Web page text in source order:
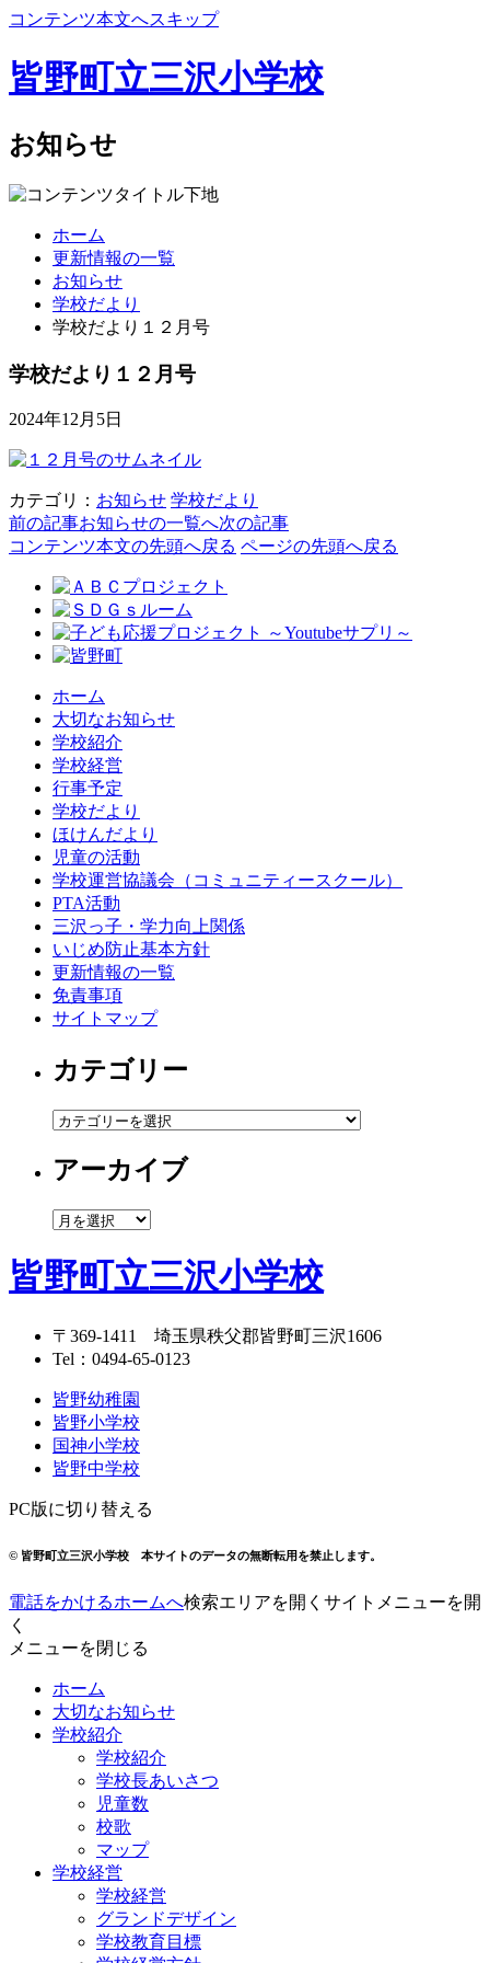
コンテンツ本文へスキップ
皆野町立三沢小学校
お知らせ
ホーム
更新情報の一覧
お知らせ
学校だより
学校だより１２月号
学校だより１２月号
2024年12月5日
カテゴリ： お知らせ 学校だより
前の記事お知らせの一覧へ次の記事
コンテンツ本文の先頭へ戻る ページの先頭へ戻る
ホーム
大切なお知らせ
学校紹介
学校経営
行事予定
学校だより
ほけんだより
児童の活動
学校運営協議会（コミュニティースクール）
PTA活動
三沢っ子・学力向上関係
いじめ防止基本方針
更新情報の一覧
免責事項
サイトマップ
カテゴリー
カ
ゴ
ー
アーカイブ
ア
カ
イ
皆野町立三沢小学校
〒369-1411 埼玉県秩父郡皆野町三沢1606
Tel： 0494-65-0123
皆野幼稚園
皆野小学校
国神小学校
皆野中学校
PC版に切り替える
© 皆野町立三沢小学校 本サイトのデータの無断転用を禁止します。
電話をかけるホームへ検索エリアを開く サイトメニューを開
く
メニューを閉じる
ホーム
大切なお知らせ
学校紹介
学校紹介
学校長あいさつ
児童数
校歌
マップ
学校経営
学校経営
グランドデザイン
学校教育目標